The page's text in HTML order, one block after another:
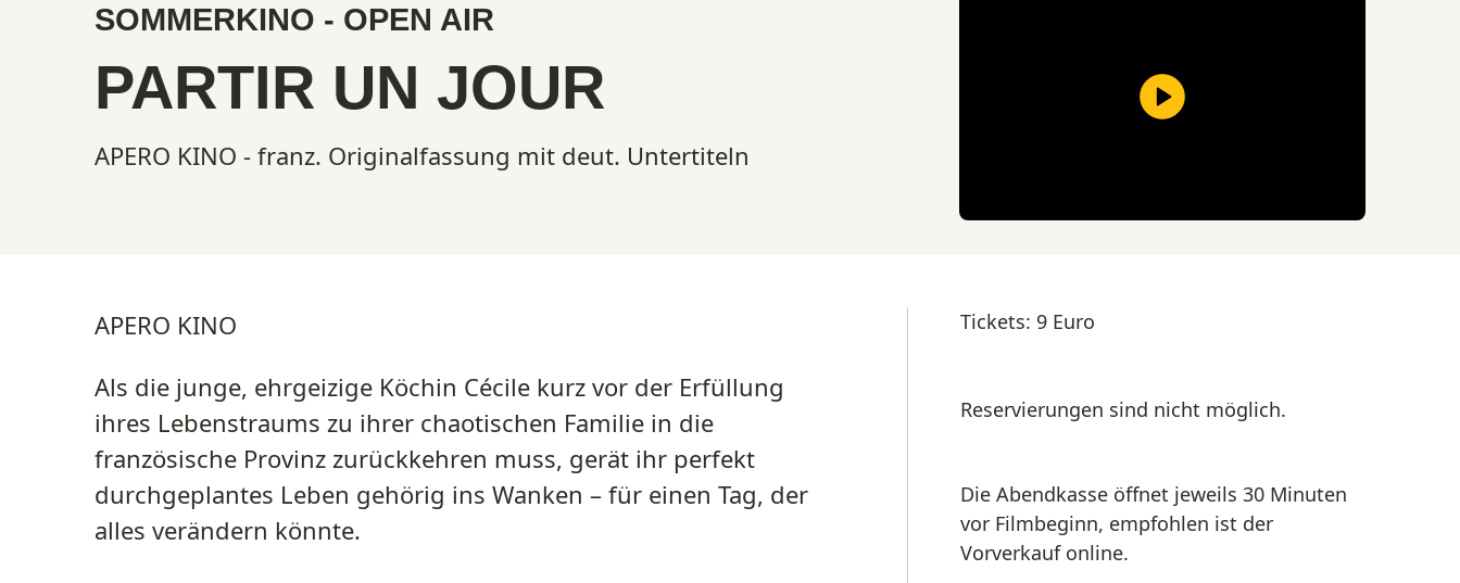
SOMMERKINO - OPEN AIR
PARTIR UN JOUR
APERO KINO - franz. Originalfassung mit deut. Untertiteln
APERO KINO
Als die junge, ehrgeizige Köchin Cécile kurz vor der Erfüllung
ihres Lebenstraums zu ihrer chaotischen Familie in die
französische Provinz zurückkehren muss, gerät ihr perfekt
durchgeplantes Leben gehörig ins Wanken – für einen Tag, der
alles verändern könnte.
Tickets: 9 Euro
Reservierungen sind nicht möglich.
Die Abendkasse öffnet jeweils 30 Minuten
vor Filmbeginn, empfohlen ist der
Vorverkauf online.